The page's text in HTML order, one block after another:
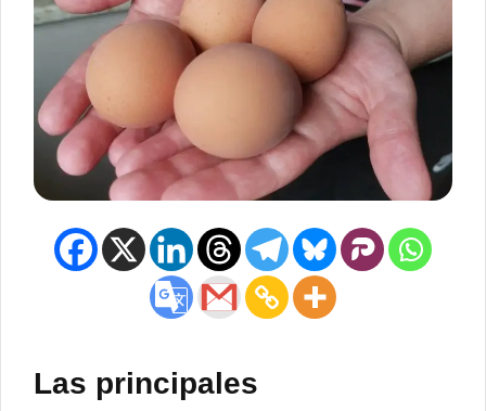
Las principales